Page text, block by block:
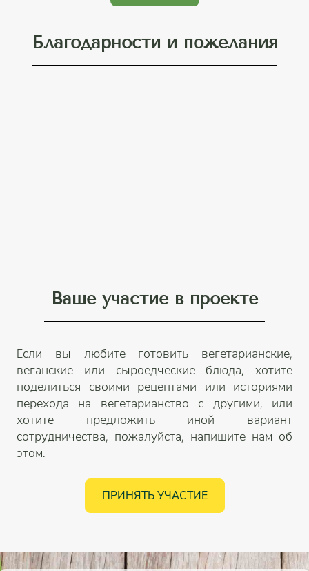
Благодарности и пожелания
Ваше участие в проекте
Если вы любите готовить вегетарианские,
веганские или сыроедческие блюда, хотите
поделиться своими рецептами или историями
перехода на вегетарианство с другими, или
хотите предложить иной вариант
сотрудничества, пожалуйста, напишите нам об
этом.
ПРИНЯТЬ УЧАСТИЕ